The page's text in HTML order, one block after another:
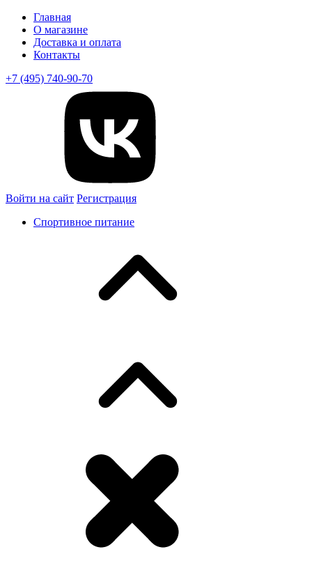
Главная
О магазине
Доставка и оплата
Контакты
+7 (495) 740-90-70
Войти на сайт Регистрация
Спортивное питание